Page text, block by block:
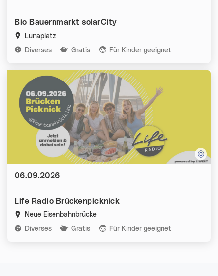
Bio Bauernmarkt solarCity
Lunaplatz
Kategorien:
Diverses Gratis Für Kinder geeignet
Life Radio Brückenpicknick
Neue Eisenbahnbrücke
Kategorien:
Diverses Gratis Für Kinder geeignet
Datum:
06.09.2026